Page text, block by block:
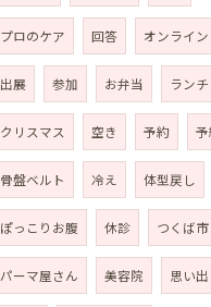
プロのケア 回答 オンライン
出展 参加 お弁当 ランチ
クリスマス 空き 予約
骨盤ベルト 冷え 体型戻し
ぽっこりお腹 休診 つくば市
パーマ屋さん 美容院 思い出